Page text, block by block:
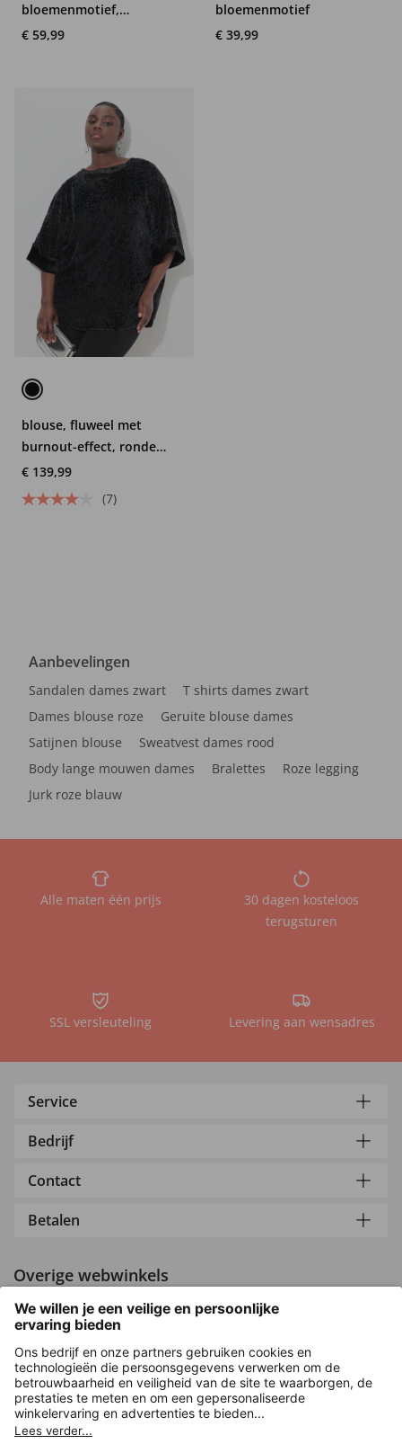
bloemenmotief,
ondoorzichtige top
€ 59,99
bloemenmotief
€ 39,99
blouse, fluweel met
burnout-effect, ronde
hals, korte mouwen
€ 139,99
(7)
Aanbevelingen
Sandalen dames zwart
T shirts dames zwart
Dames blouse roze
Geruite blouse dames
Satijnen blouse
Sweatvest dames rood
Body lange mouwen dames
Bralettes
Roze legging
Jurk roze blauw
Alle maten één prijs
30 dagen kosteloos
terugsturen
SSL versleuteling Levering aan wensadres
Service
Bedrijf
Contact
Betalen
Overige webwinkels
Nederland
Versleuteling met